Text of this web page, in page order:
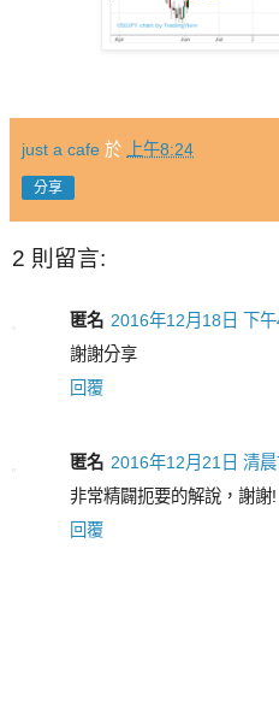
just a cafe 於 上午8:24
分享
2 則留言:
匿名 2016年12月18日 下
謝謝分享
回覆
匿名 2016年12月21日 清
非常精闢扼要的解說，謝謝!
回覆